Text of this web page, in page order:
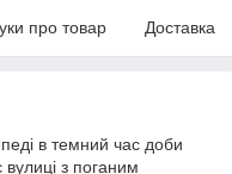
про товар Доставка
в темний час доби
вулиці з поганим